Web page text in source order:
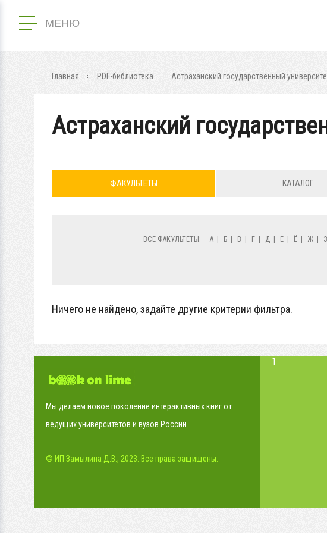
МЕНЮ
Главная PDF-библиотека Астраханский государственный
Астраханский
ФАКУЛЬТЕТЫ КАТАЛОГ
ВСЕ ФАКУЛЬТЕТЫ: А | Б | В | Г | Д | Е | Ё | Ж | З
Ничего не найдено, задайте другие критерии фильтра.
Мы делаем новое поколение интерактивных книг от
ведущих университетов и вузов России.
© ИП Замылина Д.В., 2023. Все права защищены.
1